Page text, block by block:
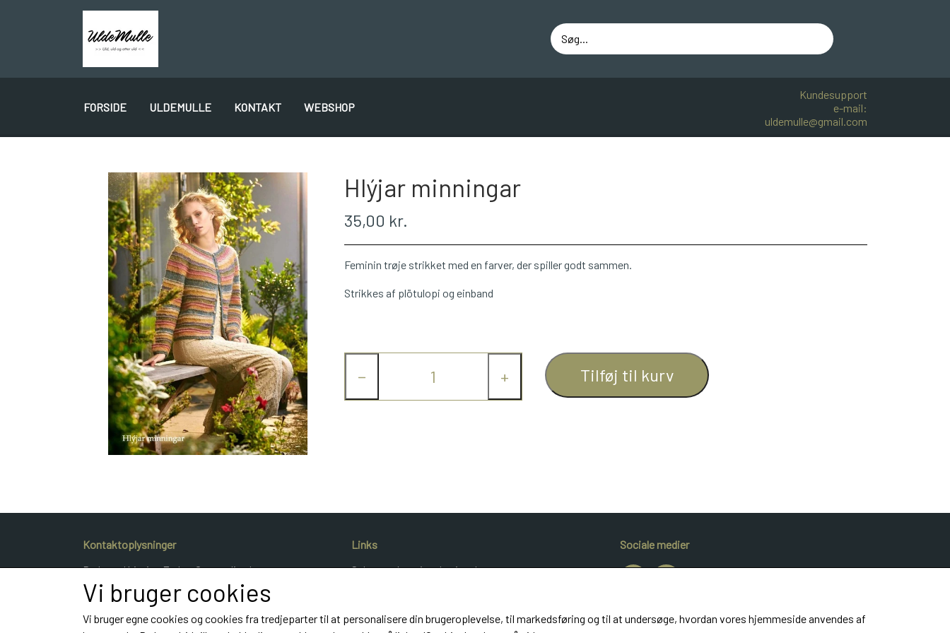
FORSIDE ULDEMULLE KONTAKT WEBSHOP
PLÖTULOPI LÉTTLOPI 1 CLASS ÁLAFOSS LOPI EINBAND
GAVEKORT
Kundesupport
e-mail:
uldemulle@gmail.com
Hlýjar minningar
35,00 kr.
Feminin trøje strikket med en farver, der spiller godt sammen.
Strikkes af plötulopi og einband
− + Tilføj til kurv
Kontaktoplysninger
Dyrlæge Kristina Frahm Gammeljord
Hestvangvej 40
9900 Frederikshavn
Telefon: e-mail:
Links
Salgs- og leveringsbetingelser
UldeMulle
Sociale medier
Vi bruger cookies
Vi bruger egne cookies og cookies fra tredjeparter til at personalisere din brugeroplevelse, til markedsføring og til at undersøge, hvordan vores hjemmeside anvendes af